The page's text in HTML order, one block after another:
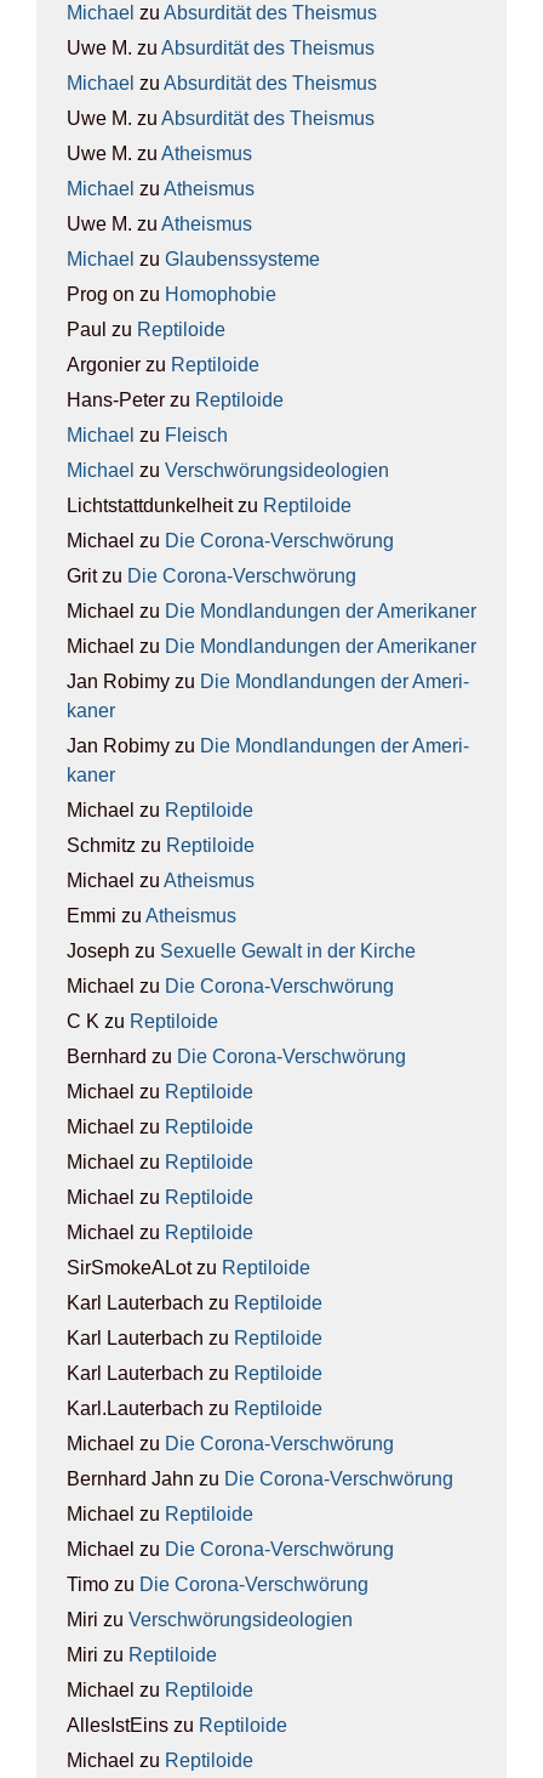
Michael zu Absur­di­tät des The­is­mus
Uwe M. zu Absur­di­tät des The­is­mus
Michael zu Absur­di­tät des The­is­mus
Uwe M. zu Absur­di­tät des The­is­mus
Uwe M. zu Athe­is­mus
Michael zu Athe­is­mus
Uwe M. zu Athe­is­mus
Michael zu Glau­bens­sys­te­me
Prog on zu Homo­pho­bie
Paul zu Rep­ti­lo­ide
Argonier zu Rep­ti­lo­ide
Hans-Peter zu Rep­ti­lo­ide
Michael zu Fleisch
Michael zu Ver­schwö­rungs­ideo­lo­gien
Lichtstattdunkelheitzu Rep­ti­lo­ide
Michael zu Die Coro­na-Ver­schwö­rung
Gritzu Die Coro­na-Ver­schwö­rung
Michael zu Die Mond­lan­dun­gen der Ame­ri­ka­ner
Michael zu Die Mond­lan­dun­gen der Ame­ri­ka­ner
Jan Robimy zu Die Mond­lan­dun­gen der Ame­ri­
ka­ner
Jan Robimy zu Die Mond­lan­dun­gen der Ame­ri­
ka­ner
Michael zu Rep­ti­lo­ide
Schmitz zu Rep­ti­lo­ide
Michael zu Athe­is­mus
Emmi zu Athe­is­mus
Joseph zu Sexu­el­le Gewalt in der Kir­che
Michael zu Die Coro­na-Ver­schwö­rung
C K zu Rep­ti­lo­ide
Bernhard zu Die Coro­na-Ver­schwö­rung
Michael zu Rep­ti­lo­ide
Michael zu Rep­ti­lo­ide
Michael zu Rep­ti­lo­ide
Michael zu Rep­ti­lo­ide
Michael zu Rep­ti­lo­ide
SirSmokeALotzu Rep­ti­lo­ide
Karl Lauterbach zu Rep­ti­lo­ide
Karl Lauterbach zu Rep­ti­lo­ide
Karl Lauterbach zu Rep­ti­lo­ide
Karl.Lauterbach zu Rep­ti­lo­ide
Michael zu Die Coro­na-Ver­schwö­rung
Bernhard Jahn zu Die Coro­na-Ver­schwö­rung
Michael zu Rep­ti­lo­ide
Michael zu Die Coro­na-Ver­schwö­rung
Timo zu Die Coro­na-Ver­schwö­rung
Miri zu Ver­schwö­rungs­ideo­lo­gien
Miri zu Rep­ti­lo­ide
Michael zu Rep­ti­lo­ide
AllesIstEins zu Rep­ti­lo­ide
Michael zu Rep­ti­lo­ide